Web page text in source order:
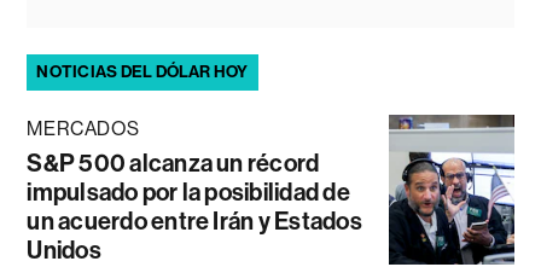
NOTICIAS DEL DÓLAR HOY
MERCADOS
S&P 500 alcanza un récord
impulsado por la posibilidad de
un acuerdo entre Irán y Estados
Unidos